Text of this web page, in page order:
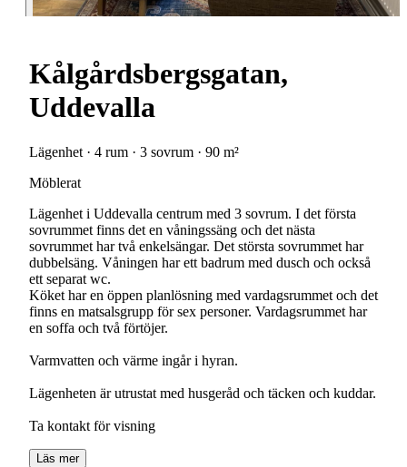
Kålgårdsbergsgatan,
Uddevalla
Lägenhet · 4 rum · 3 sovrum · 90 m²
Möblerat
Lägenhet i Uddevalla centrum med 3 sovrum. I det första
sovrummet finns det en våningssäng och det nästa
sovrummet har två enkelsängar. Det största sovrummet har
dubbelsäng. Våningen har ett badrum med dusch och också
ett separat wc.
Köket har en öppen planlösning med vardagsrummet och det
finns en matsalsgrupp för sex personer. Vardagsrummet har
en soffa och två förtöjer.
Varmvatten och värme ingår i hyran.
Lägenheten är utrustat med husgeråd och täcken och kuddar.
Läs mer